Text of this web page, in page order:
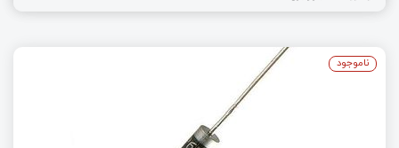
ناموجود